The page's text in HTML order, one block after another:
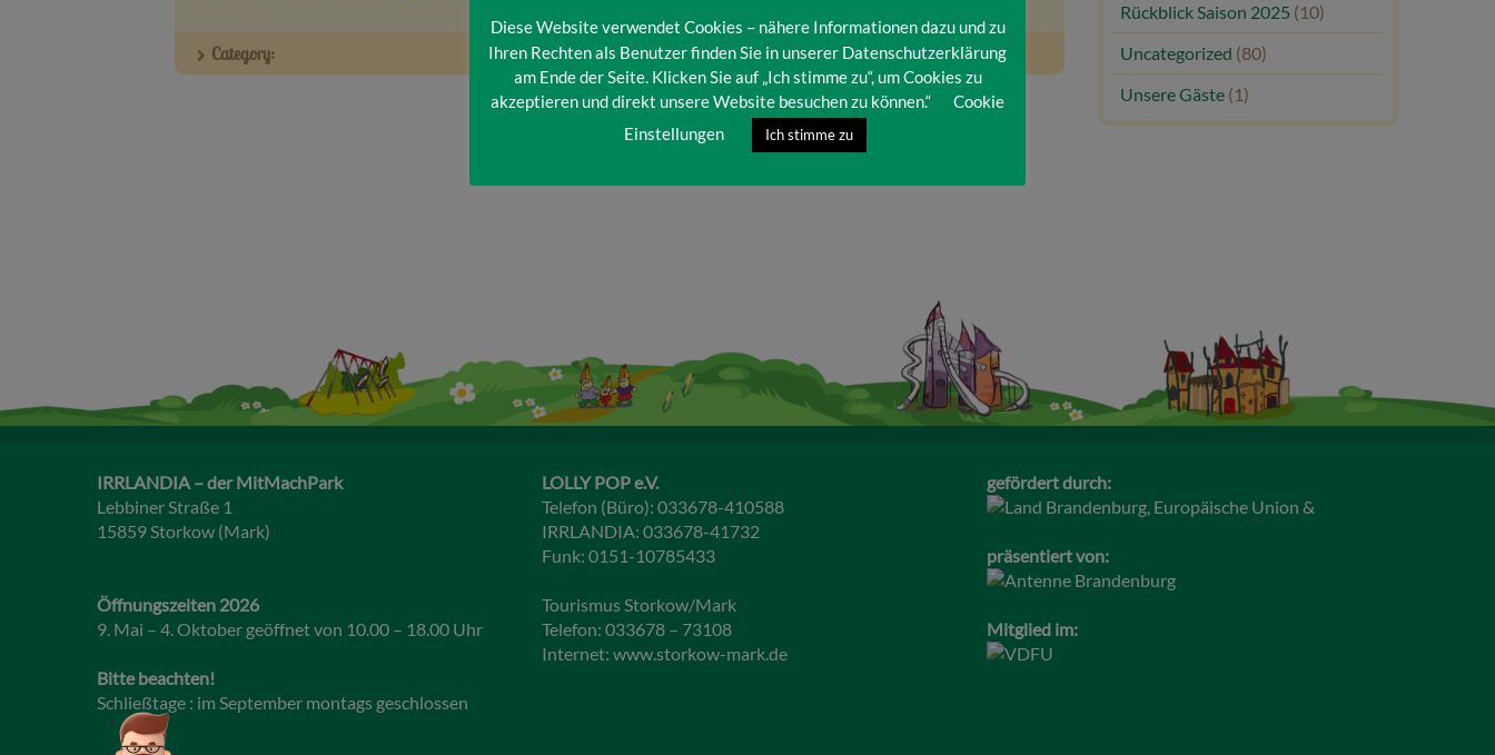
Category:
Rückblick Saison 2025 (10)
Uncategorized (80)
Unsere Gäste (1)
IRRLANDIA – der MitMachPark
Lebbiner Straße 1
15859 Storkow (Mark)
Öffnungszeiten 2026
9. Mai – 4. Oktober geöffnet von 10.00 – 18.00 Uhr
Bitte beachten!
Schließtage : im September montags geschlossen
LOLLY POP e.V.
Telefon (Büro): 033678-410588
IRRLANDIA: 033678-41732
Funk: 0151-10785433
Tourismus Storkow/Mark
Telefon: 033678 – 73108
Internet: www.storkow-mark.de
gefördert durch:
präsentiert von:
Mitglied im:
Diese Website verwendet Cookies – nähere Informationen dazu und zu
Ihren Rechten als Benutzer finden Sie in unserer Datenschutzerklärung
am Ende der Seite. Klicken Sie auf „Ich stimme zu“, um Cookies zu
akzeptieren und direkt unsere Website besuchen zu können.“
Cookie
Einstellungen
Ich stimme zu